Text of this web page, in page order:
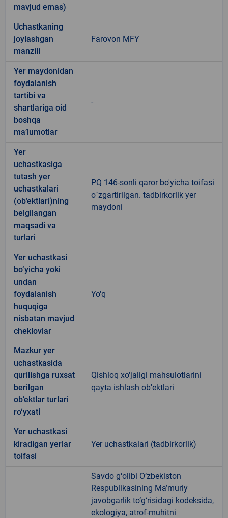
mavjud emas)
Uchastkaning
joylashgan
manzili
Farovon MFY
Yer maydonidan
foydalanish
tartibi va
shartlariga oid
boshqa
ma’lumotlar
-
Yer
uchastkasiga
tutash yer
uchastkalari
(ob’ektlari)ning
belgilangan
maqsadi va
turlari
PQ 146-sonli qaror bo'yicha toifasi
o`zgartirilgan. tadbirkorlik yer
maydoni
Yer uchastkasi
bo‘yicha yoki
undan
foydalanish
huquqiga
nisbatan mavjud
cheklovlar
Yo'q
Mazkur yer
uchastkasida
qurilishga ruxsat
berilgan
ob’ektlar turlari
ro‘yxati
Qishloq xo'jaligi mahsulotlarini
qayta ishlash ob'ektlari
Yer uchastkasi
kiradigan yerlar
toifasi
Yer uchastkalari (tadbirkorlik)
Savdo g‘olibi O‘zbekiston
Respublikasining Ma’muriy
javobgarlik to‘g‘risidagi kodeksida,
ekologiya, atrof-muhitni